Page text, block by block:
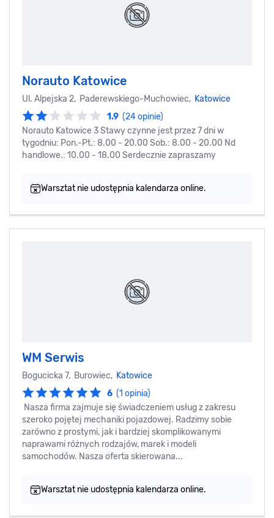
Norauto Katowice
Ul. Alpejska 2, Paderewskiego-Muchowiec, Katowice
1.9 (24 opinie)
Norauto Katowice 3 Stawy czynne jest przez 7 dni w
tygodniu: Pon.-Pt.: 8.00 - 20.00 Sob.: 8.00 - 20.00 Nd
handlowe.: 10.00 - 18.00 Serdecznie zapraszamy
Warsztat nie udostępnia kalendarza online.
WM Serwis
Bogucicka 7, Burowiec, Katowice
6 (1 opinia)
Nasza firma zajmuje się świadczeniem usług z zakresu
szeroko pojętej mechaniki pojazdowej. Radzimy sobie
zarówno z prostymi, jak i bardziej skomplikowanymi
naprawami różnych rodzajów, marek i modeli
samochodów. Nasza oferta skierowana...
Warsztat nie udostępnia kalendarza online.